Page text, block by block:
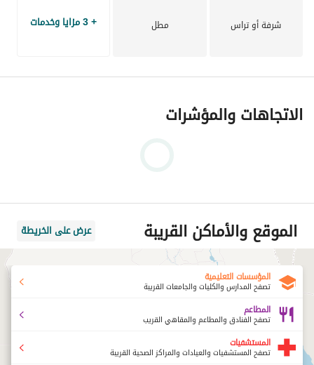
شرفة أو تراس مطل + 3 مزايا وخدمات
الاتجاهات والمؤشرات
الموقع والأماكن القريبة عرض على الخريطة
المؤسسات التعليمية
تصفح المدارس والكليات والجامعات القريبة
المطاعم
تصفح الفنادق والمطاعم والمقاهي القريب
المستشفيات
تصفح المستشفيات والعيادات والمراكز الصحية القريبة